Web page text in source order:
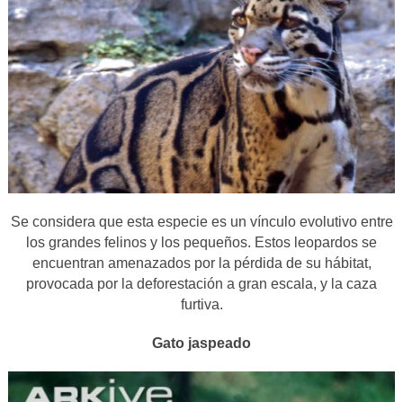
Se considera que esta especie es un vínculo evolutivo entre
los grandes felinos y los pequeños. Estos leopardos se
encuentran amenazados por la pérdida de su hábitat,
provocada por la deforestación a gran escala, y la caza
furtiva.
Gato jaspeado